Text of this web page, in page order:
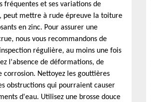
fréquentes et ses variations de
peut mettre à rude épreuve la toiture
en zinc. Pour assurer une
nous vous recommandons de
régulière, au moins une fois
l'absence de déformations, de
corrosion. Nettoyez les gouttières
obstructions qui pourraient causer
d'eau. Utilisez une brosse douce